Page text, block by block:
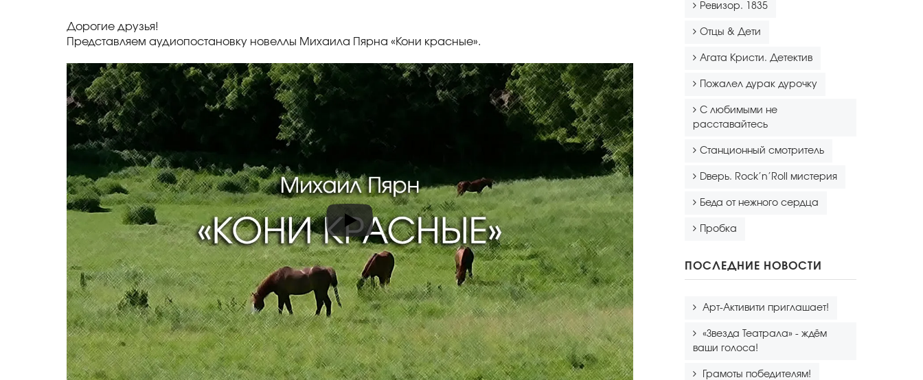
Дорогие друзья!
Представляем аудиопостановку новеллы Михаила Пярна «Кони красные».
Ревизор. 1835
Отцы & Дети
Агата Кристи. Детектив
Пожалел дурак дурочку
С любимыми не
расставайтесь
Станционный смотритель
Dверь. Rock’n’Roll мистерия
Беда от нежного сердца
Пробка
ПОСЛЕДНИЕ НОВОСТИ
Арт-Активити приглашает!
«Звезда Театрала» - ждём
ваши голоса!
Грамоты победителям!